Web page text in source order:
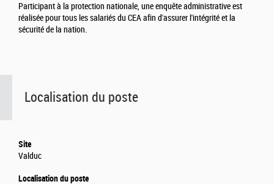
Participant à la protection nationale, une enquête administrative est
réalisée pour tous les salariés du CEA afin d'assurer l'intégrité et la
sécurité de la nation.
Localisation du poste
Site
Valduc
Localisation du poste